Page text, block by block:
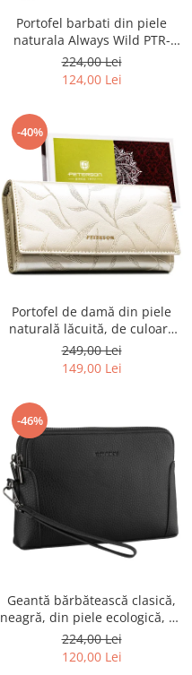
Portofel barbati din piele
naturala Always Wild PTR-
2900-BIC
224,00 Lei
124,00 Lei
-40%
Portofel de damă din piele
naturală lăcuită, de culoare
bej, cu închidere cu capsă -
Peterson
249,00 Lei
149,00 Lei
-46%
Geantă bărbătească clasică,
neagră, din piele ecologică, cu
fermoar - Rovicky PTR-R-SDR-
01-1631 BLACK
224,00 Lei
120,00 Lei